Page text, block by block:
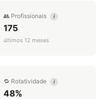
👥 Profissionais i
175
últimos 12 meses
🔁 Rotatividade i
48%